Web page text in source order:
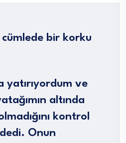
cümlede bir korku
yatırıyordum ve
altında
kontrol
Onun